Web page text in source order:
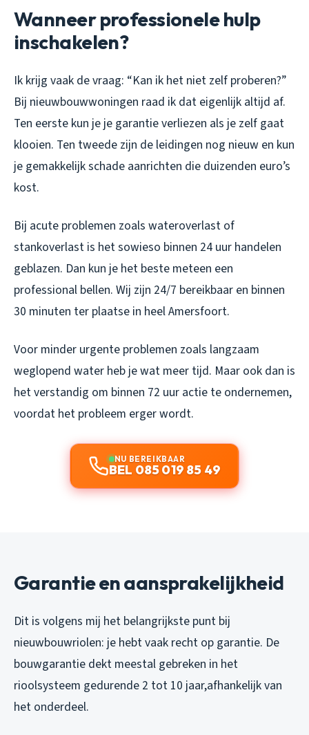
Wanneer professionele hulp
inschakelen?
Ik krijg vaak de vraag: “Kan ik het niet zelf proberen?”
Bij nieuwbouwwoningen raad ik dat eigenlijk altijd af.
Ten eerste kun je je garantie verliezen als je zelf gaat
klooien. Ten tweede zijn de leidingen nog nieuw en kun
je gemakkelijk schade aanrichten die duizenden euro’s
kost.
Bij acute problemen zoals wateroverlast of
stankoverlast is het sowieso binnen 24 uur handelen
geblazen. Dan kun je het beste meteen een
professional bellen. Wij zijn 24/7 bereikbaar en binnen
30 minuten ter plaatse in heel Amersfoort.
Voor minder urgente problemen zoals langzaam
weglopend water heb je wat meer tijd. Maar ook dan is
het verstandig om binnen 72 uur actie te ondernemen,
voordat het probleem erger wordt.
NU BEREIKBAAR
BEL 085 019 85 49
Garantie en aansprakelijkheid
Dit is volgens mij het belangrijkste punt bij
nieuwbouwriolen: je hebt vaak recht op garantie. De
bouwgarantie dekt meestal gebreken in het
rioolsysteem gedurende 2 tot 10 jaar,afhankelijk van
het onderdeel.